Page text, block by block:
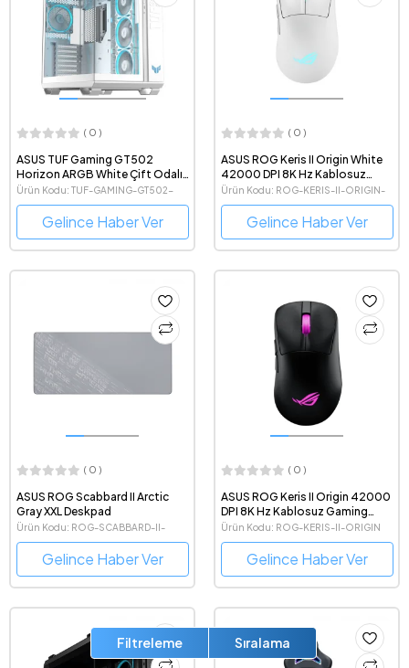
Filtreleme Sıralama
( 0 )
ASUS TUF Gaming GT502
Horizon ARGB White Çift Odalı
4X Fanlı Mid-Tower ATX Beyaz
Bilgisayar Kasası
Ürün Kodu: TUF-GAMING-GT502-
HORIZON-WHITE
Gelince Haber Ver
( 0 )
ASUS ROG Keris II Origin White
42000 DPI 8K Hz Kablosuz
Beyaz Gaming Mouse
Ürün Kodu: ROG-KERIS-II-ORIGIN-
WHITE
Gelince Haber Ver
( 0 )
ASUS ROG Scabbard II Arctic
Gray XXL Deskpad
Ürün Kodu: ROG-SCABBARD-II-
ARCTIC-GRAY-XXL
Gelince Haber Ver
( 0 )
ASUS ROG Keris II Origin 42000
DPI 8K Hz Kablosuz Gaming
Mouse
Ürün Kodu: ROG-KERIS-II-ORIGIN
Gelince Haber Ver